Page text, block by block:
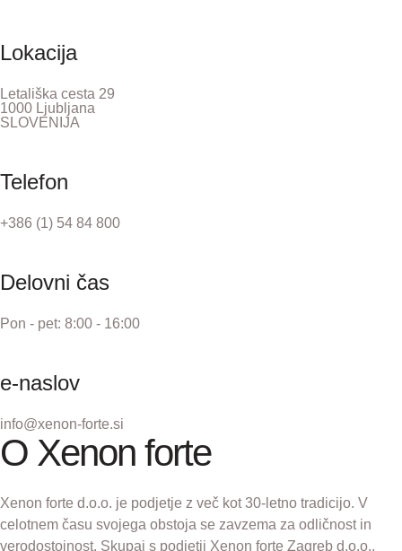
Lokacija
Letališka cesta 29
1000 Ljubljana
SLOVENIJA
Telefon
+386 (1) 54 84 800
Delovni čas
Pon - pet: 8:00 - 16:00
e-naslov
info@xenon-forte.si
O Xenon forte
Xenon forte d.o.o. je podjetje z več kot 30-letno tradicijo. V
celotnem času svojega obstoja se zavzema za odličnost in
verodostojnost. Skupaj s podjetji Xenon forte Zagreb d.o.o.,